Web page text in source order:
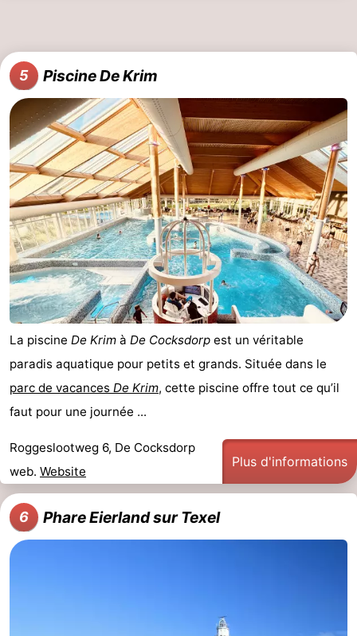
Schoorlse
Duinen
Bergen
aan
Zee
-
Bergen
-
Alkmaar
-
Egmond
aan
Zee
-
Noordhollands
duinreservaat
-
Wijk
aan
Zee
-
Nature
Zuid-
-
Amsterdam
-
Zandvoort
Météo
5 Piscine De Krim
La piscine De Krim à De Cocksdorp est un véritable
paradis aquatique pour petits et grands. Située dans le
parc de vacances De Krim, cette piscine offre tout ce qu’il
faut pour une journée ...
Roggeslootweg 6, De Cocksdorp
web. Website
Plus d'informations
6 Phare Eierland sur Texel